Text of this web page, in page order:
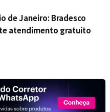
de Janeiro: Bradesco
atendimento gratuito